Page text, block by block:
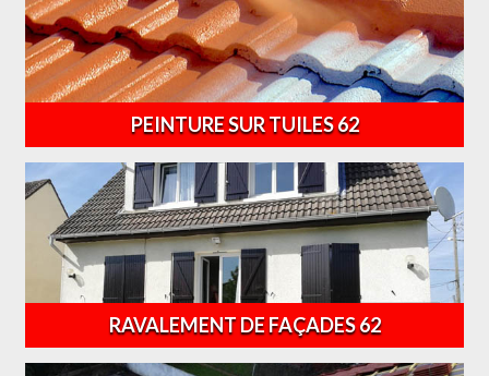
PEINTURE SUR TUILES 62
RAVALEMENT DE FAÇADES 62